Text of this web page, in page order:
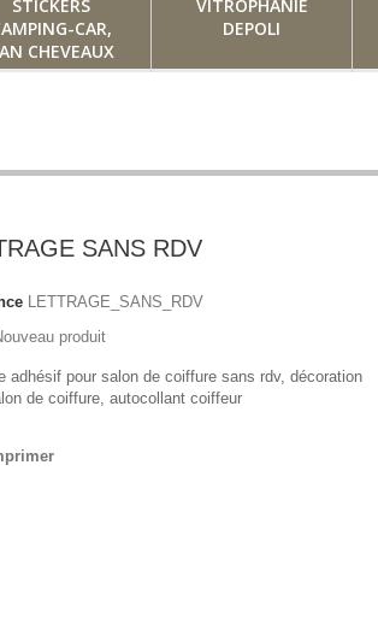
STICKERS
CAR,
CHEVEAUX
VITROPHANIE
DEPOLI
SANS RDV
LETTRAGE_SANS_RDV
produit
adhésif pour salon de coiffure sans rdv, décoration
de coiffure, autocollant coiffeur